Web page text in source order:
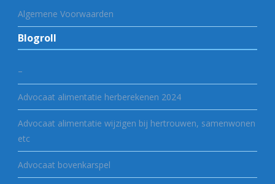
Algemene Voorwaarden
Blogroll
–
Advocaat alimentatie herberekenen 2024
Advocaat alimentatie wijzigen bij hertrouwen, samenwonen
etc
Advocaat bovenkarspel